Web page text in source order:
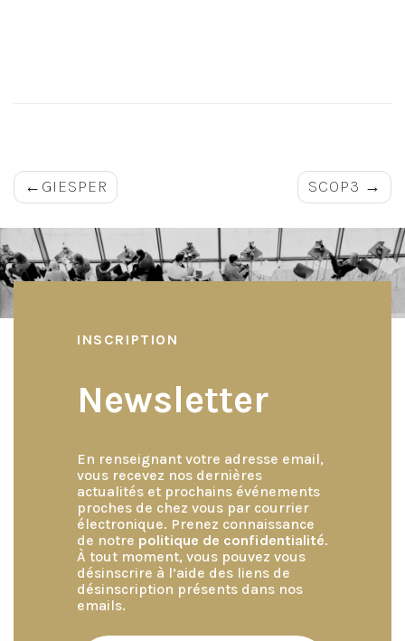
Navigation
de
l’article
GIESPER SCOP3
INSCRIPTION
Newsletter
En renseignant votre adresse email,
vous recevez nos dernières
actualités et prochains événements
proches de chez vous par courrier
électronique. Prenez connaissance
de notre politique de confidentialité.
À tout moment, vous pouvez vous
désinscrire à l’aide des liens de
désinscription présents dans nos
emails.